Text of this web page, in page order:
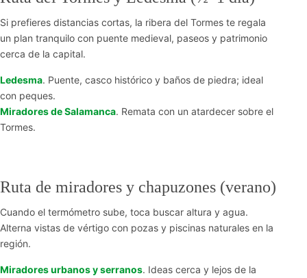
Si prefieres distancias cortas, la ribera del Tormes te regala
un plan tranquilo con puente medieval, paseos y patrimonio
cerca de la capital.
Ledesma. Puente, casco histórico y baños de piedra; ideal
con peques.
Miradores de Salamanca. Remata con un atardecer sobre el
Tormes.
Ruta de miradores y chapuzones (verano)
Cuando el termómetro sube, toca buscar altura y agua.
Alterna vistas de vértigo con pozas y piscinas naturales en la
región.
Miradores urbanos y serranos. Ideas cerca y lejos de la